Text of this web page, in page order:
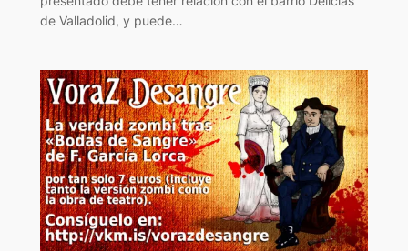
de Valladolid, y puede…